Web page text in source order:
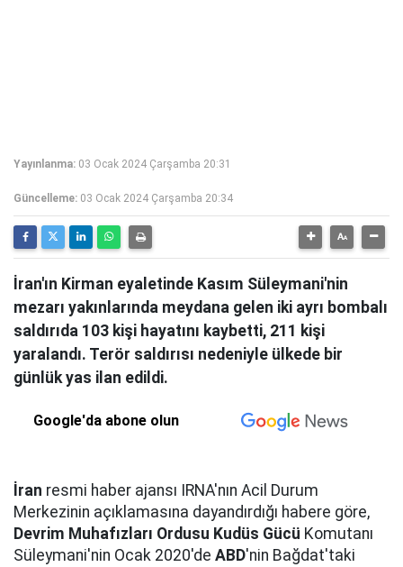
Yayınlanma: 03 Ocak 2024 Çarşamba 20:31
Güncelleme: 03 Ocak 2024 Çarşamba 20:34
İran'ın Kirman eyaletinde Kasım Süleymani'nin
mezarı yakınlarında meydana gelen iki ayrı bombalı
saldırıda 103 kişi hayatını kaybetti, 211 kişi
yaralandı. Terör saldırısı nedeniyle ülkede bir
günlük yas ilan edildi.
Google'da abone olun
İran resmi haber ajansı IRNA'nın Acil Durum
Merkezinin açıklamasına dayandırdığı habere göre,
Devrim Muhafızları Ordusu Kudüs Gücü Komutanı
Süleymani'nin Ocak 2020'de ABD'nin Bağdat'taki